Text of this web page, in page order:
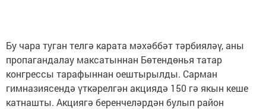
Бу чара туган телгә карата мәхәббәт тәрбияләү, аны
пропагандалау максатыннан Бөтендөнья татар
конгрессы тарафыннан оештырылды. Сарман
гимназиясендә үткәрелгән акциядә 150 гә якын кеше
катнашты. Акциягә беренчеләрдән булып район